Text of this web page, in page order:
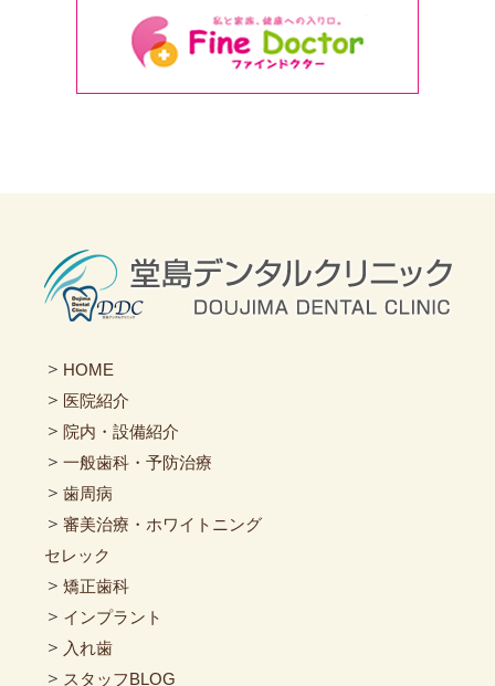
＞ HOME
＞ 医院紹介
＞院内・設備紹介
＞一般歯科・予防治療
＞歯周病
＞審美治療・ホワイトニング
セレック
＞矯正歯科
＞ インプラント
＞ 入れ歯
＞ スタッフBLOG